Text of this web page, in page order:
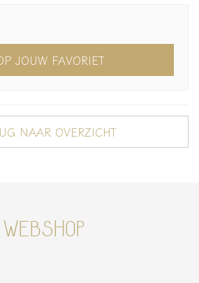
JOUW FAVORIET
NAAR OVERZICHT